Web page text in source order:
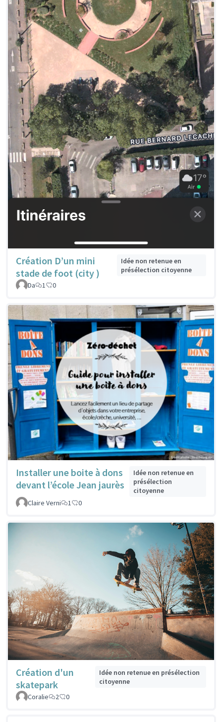
Création D’un mini
stade de foot (city )
Idée non retenue en
présélection citoyenne
Da
1 0
Installer une boite à dons
devant l’école Jean jaurès
Idée non retenue en
présélection
citoyenne
Claire Verni
1 0
Création d'un
skatepark
Idée non retenue en présélection
citoyenne
Coralie
2 0